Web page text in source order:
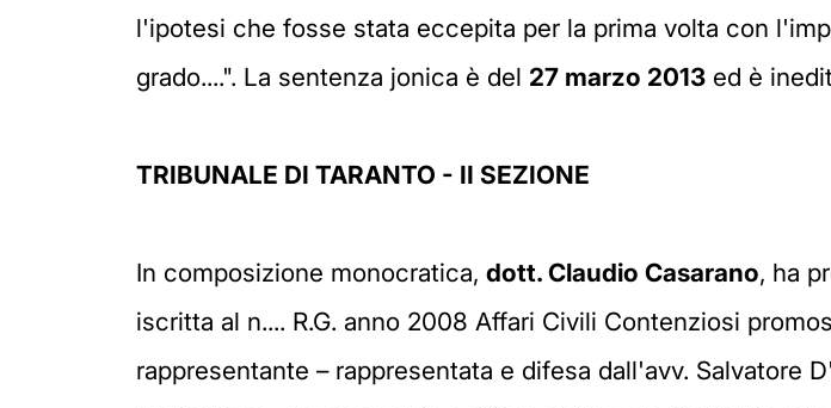
l'ipotesi che fosse stata eccepita per la prima volta con
grado....". La sentenza jonica è del 27 marzo 2013 ed è
TRIBUNALE DI TARANTO - II SEZIONE
In composizione monocratica, dott. Claudio Casarano, ha
iscritta al n.... R.G. anno 2008 Affari Civili Contenziosi
rappresentante – rappresentata e difesa dall'avv. Salvatore